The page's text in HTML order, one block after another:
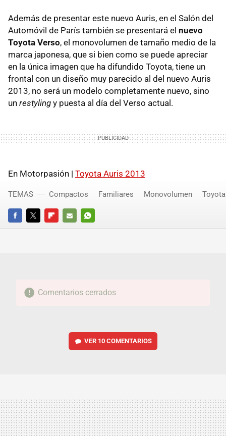
Además de presentar este nuevo Auris, en el Salón del
Automóvil de París también se presentará el nuevo
Toyota Verso, el monovolumen de tamaño medio de la
marca japonesa, que si bien como se puede apreciar
en la única imagen que ha difundido Toyota, tiene un
frontal con un diseño muy parecido al del nuevo Auris
2013, no será un modelo completamente nuevo, sino
un restyling y puesta al día del Verso actual.
En Motorpasión | Toyota Auris 2013
FACEBOOKTWITTERFLIPBOARD
E-
WHATSAPP
TEMAS Compactos Familiares Monovolumen Toyota
Comentarios cerrados
VER 10 COMENTARIOS